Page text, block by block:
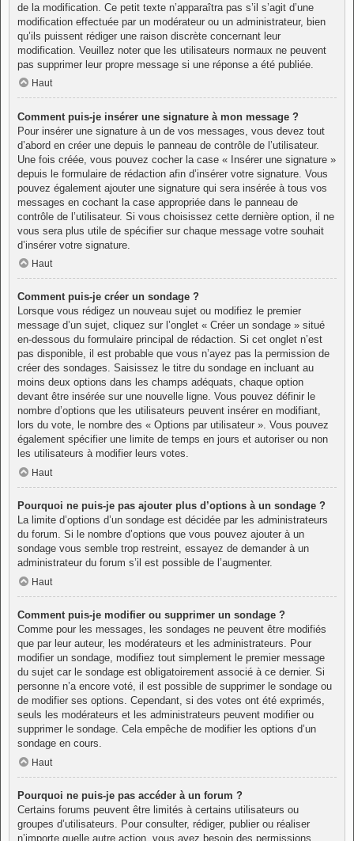
de la modification. Ce petit texte n’apparaîtra pas s’il s’agit d’une
modification effectuée par un modérateur ou un administrateur, bien
qu’ils puissent rédiger une raison discrète concernant leur
modification. Veuillez noter que les utilisateurs normaux ne peuvent
pas supprimer leur propre message si une réponse a été publiée.
Haut
Comment puis-je insérer une signature à mon message ?
Pour insérer une signature à un de vos messages, vous devez tout
d’abord en créer une depuis le panneau de contrôle de l’utilisateur.
Une fois créée, vous pouvez cocher la case « Insérer une signature »
depuis le formulaire de rédaction afin d’insérer votre signature. Vous
pouvez également ajouter une signature qui sera insérée à tous vos
messages en cochant la case appropriée dans le panneau de
contrôle de l’utilisateur. Si vous choisissez cette dernière option, il ne
vous sera plus utile de spécifier sur chaque message votre souhait
d’insérer votre signature.
Haut
Comment puis-je créer un sondage ?
Lorsque vous rédigez un nouveau sujet ou modifiez le premier
message d’un sujet, cliquez sur l’onglet « Créer un sondage » situé
en-dessous du formulaire principal de rédaction. Si cet onglet n’est
pas disponible, il est probable que vous n’ayez pas la permission de
créer des sondages. Saisissez le titre du sondage en incluant au
moins deux options dans les champs adéquats, chaque option
devant être insérée sur une nouvelle ligne. Vous pouvez définir le
nombre d’options que les utilisateurs peuvent insérer en modifiant,
lors du vote, le nombre des « Options par utilisateur ». Vous pouvez
également spécifier une limite de temps en jours et autoriser ou non
les utilisateurs à modifier leurs votes.
Haut
Pourquoi ne puis-je pas ajouter plus d’options à un sondage ?
La limite d’options d’un sondage est décidée par les administrateurs
du forum. Si le nombre d’options que vous pouvez ajouter à un
sondage vous semble trop restreint, essayez de demander à un
administrateur du forum s’il est possible de l’augmenter.
Haut
Comment puis-je modifier ou supprimer un sondage ?
Comme pour les messages, les sondages ne peuvent être modifiés
que par leur auteur, les modérateurs et les administrateurs. Pour
modifier un sondage, modifiez tout simplement le premier message
du sujet car le sondage est obligatoirement associé à ce dernier. Si
personne n’a encore voté, il est possible de supprimer le sondage ou
de modifier ses options. Cependant, si des votes ont été exprimés,
seuls les modérateurs et les administrateurs peuvent modifier ou
supprimer le sondage. Cela empêche de modifier les options d’un
sondage en cours.
Haut
Pourquoi ne puis-je pas accéder à un forum ?
Certains forums peuvent être limités à certains utilisateurs ou
groupes d’utilisateurs. Pour consulter, rédiger, publier ou réaliser
n’importe quelle autre action, vous avez besoin des permissions